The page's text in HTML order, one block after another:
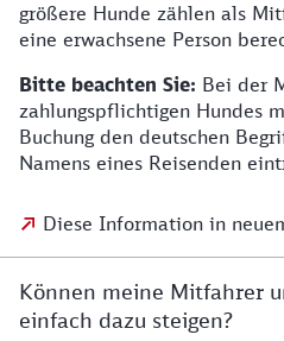
größere Hunde zählen als
eine erwachsene Person
Bitte beachten Sie: Bei der
zahlungspflichtigen Hundes
Buchung den deutschen
Namens eines Reisenden
Diese Information in
Können meine Mitfahrer
einfach dazu steigen?